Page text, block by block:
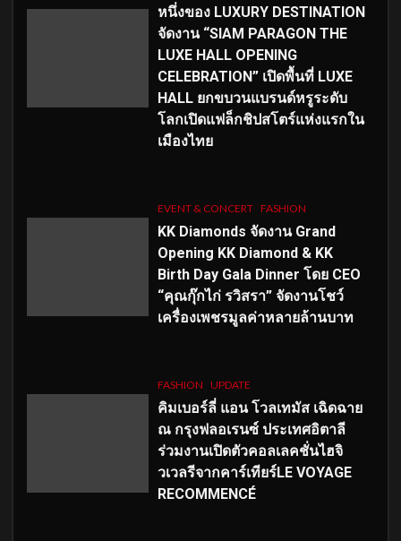
หนึ่งของ LUXURY DESTINATION
จัดงาน “SIAM PARAGON THE
LUXE HALL OPENING
CELEBRATION” เปิดพื้นที่ LUXE
HALL ยกขบวนแบรนด์หรูระดับ
โลกเปิดแฟล็กชิปสโตร์แห่งแรกใน
เมืองไทย
EVENT & CONCERT FASHION
KK Diamonds จัดงาน Grand
Opening KK Diamond & KK
Birth Day Gala Dinner โดย CEO
“คุณกุ๊กไก่ รวิสรา” จัดงานโชว์
เครื่องเพชรมูลค่าหลายล้านบาท
FASHION UPDATE
คิมเบอร์ลี่ แอน โวลเทมัส เฉิดฉาย
ณ กรุงฟลอเรนซ์ ประเทศอิตาลี
ร่วมงานเปิดตัวคอลเลคชั่นไฮจิ
วเวลรีจากคาร์เทียร์LE VOYAGE
RECOMMENCÉ